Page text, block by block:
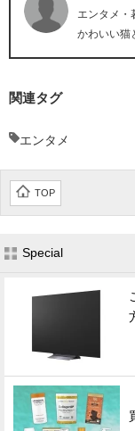
エンタメ・
かわいい猫
関連タグ
エンタメ
TOP
Special